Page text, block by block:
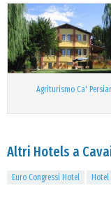
Agriturismo Ca'
Altri Hotels a
Euro Congressi Hotel Hotel